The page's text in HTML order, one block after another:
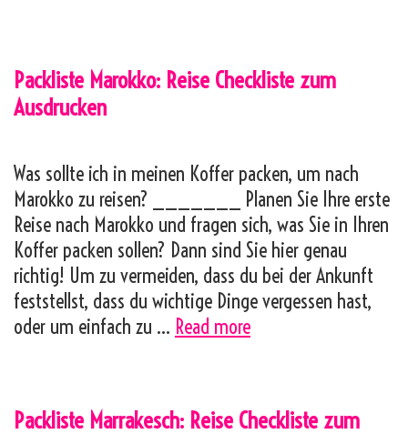
zum
Packliste Marokko: Reise Checkliste zum
Ausdrucken
Was sollte ich in meinen Koffer packen, um nach
Marokko zu reisen? _______ Planen Sie Ihre erste
Reise nach Marokko und fragen sich, was Sie in Ihren
Koffer packen sollen? Dann sind Sie hier genau
richtig! Um zu vermeiden, dass du bei der Ankunft
feststellst, dass du wichtige Dinge vergessen hast,
oder um einfach zu … Read morePackliste
zum
Packliste Marrakesch: Reise Checkliste zum